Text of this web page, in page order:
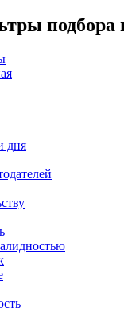
подбора
дня